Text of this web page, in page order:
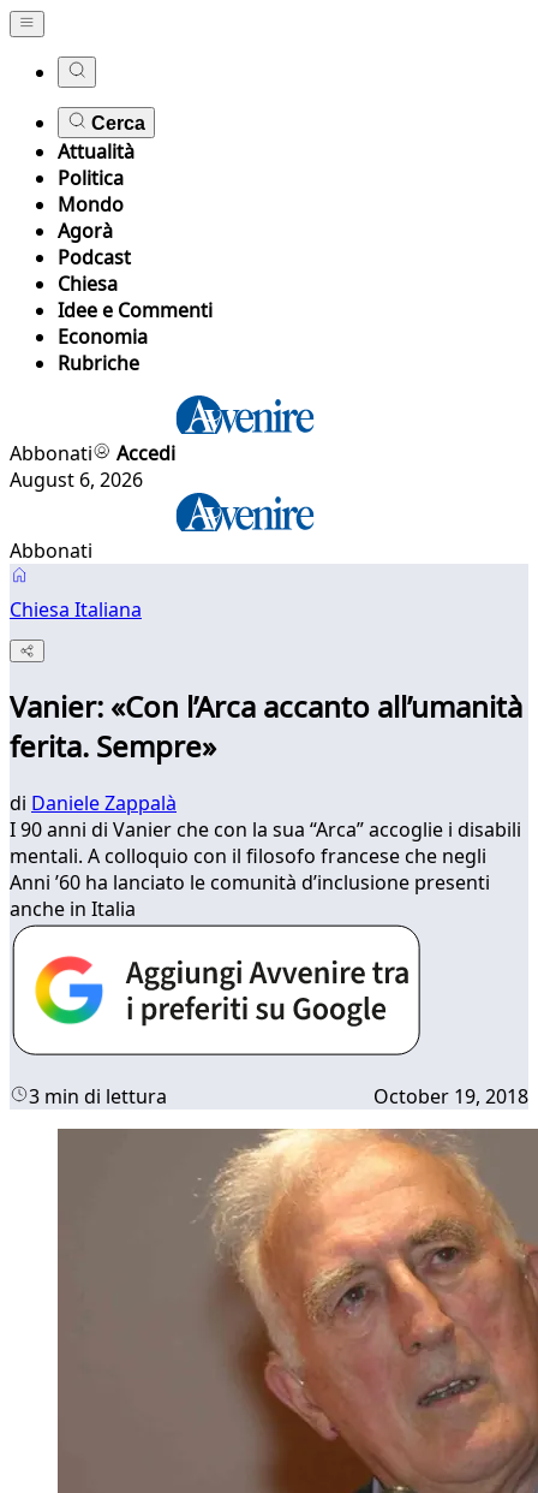
Cerca
Attualità
Politica
Mondo
Agorà
Podcast
Chiesa
Idee e Commenti
Economia
Rubriche
Abbonati
Accedi
August 6, 2026
Abbonati
Chiesa Italiana
Vanier: «Con l’Arca accanto all’umanità
ferita. Sempre»
di Daniele Zappalà
I 90 anni di Vanier che con la sua “Arca” accoglie i disabili
mentali. A colloquio con il filosofo francese che negli
Anni ’60 ha lanciato le comunità d’inclusione presenti
anche in Italia
3 min di lettura October 19, 2018